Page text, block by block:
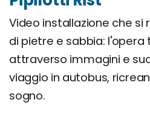
Video installazione che si
di pietre e sabbia:
attraverso immagini e
viaggio in autobus,
sogno.